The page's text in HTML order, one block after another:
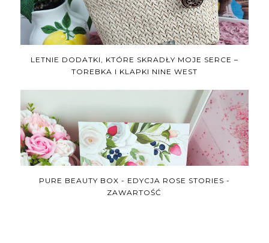
LETNIE DODATKI, KTÓRE SKRADŁY MOJE SERCE –
TOREBKA I KLAPKI NINE WEST
PURE BEAUTY BOX - EDYCJA ROSE STORIES -
ZAWARTOŚĆ